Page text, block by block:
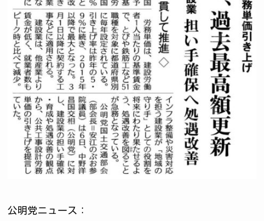
公明党ニュース：